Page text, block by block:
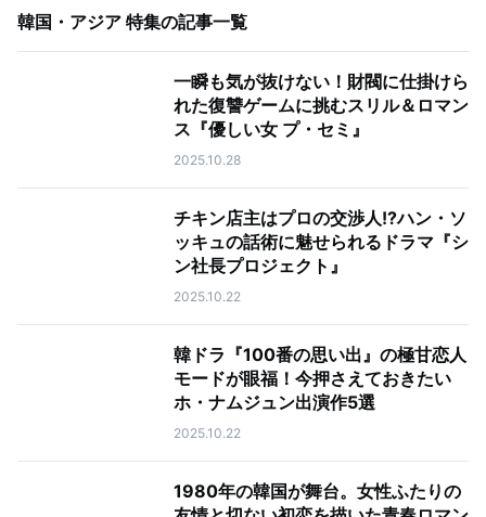
韓国・アジア 特集の記事一覧
一瞬も気が抜けない！財閥に仕掛けら
れた復讐ゲームに挑むスリル＆ロマン
ス『優しい女 プ・セミ』
2025.10.28
チキン店主はプロの交渉人!?ハン・ソ
ッキュの話術に魅せられるドラマ『シ
ン社長プロジェクト』
2025.10.22
韓ドラ『100番の思い出』の極甘恋人
モードが眼福！今押さえておきたい
ホ・ナムジュン出演作5選
2025.10.22
1980年の韓国が舞台。女性ふたりの